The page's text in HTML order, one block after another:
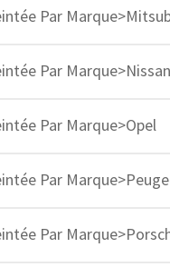
Par
Par Marque>Nissan
Par Marque>Opel
Par
Par